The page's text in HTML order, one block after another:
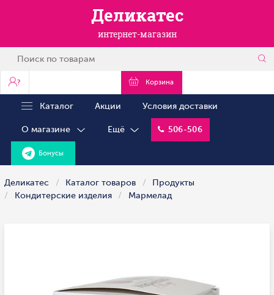
Деликатес
интернет-магазин
? Корзина
Каталог Акции Условия доставки
О магазине Ещё 506-506
Бонусы
Деликатес Каталог товаров
Продукты
Кондитерские изделия
Мармелад